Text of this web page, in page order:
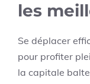
les
Se déplacer
pour profiter
la capitale